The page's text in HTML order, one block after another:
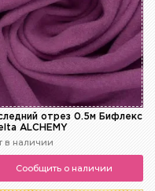
отрез 0.5м Бифлекс
ALCHEMY
в наличии
Сообщить о наличии